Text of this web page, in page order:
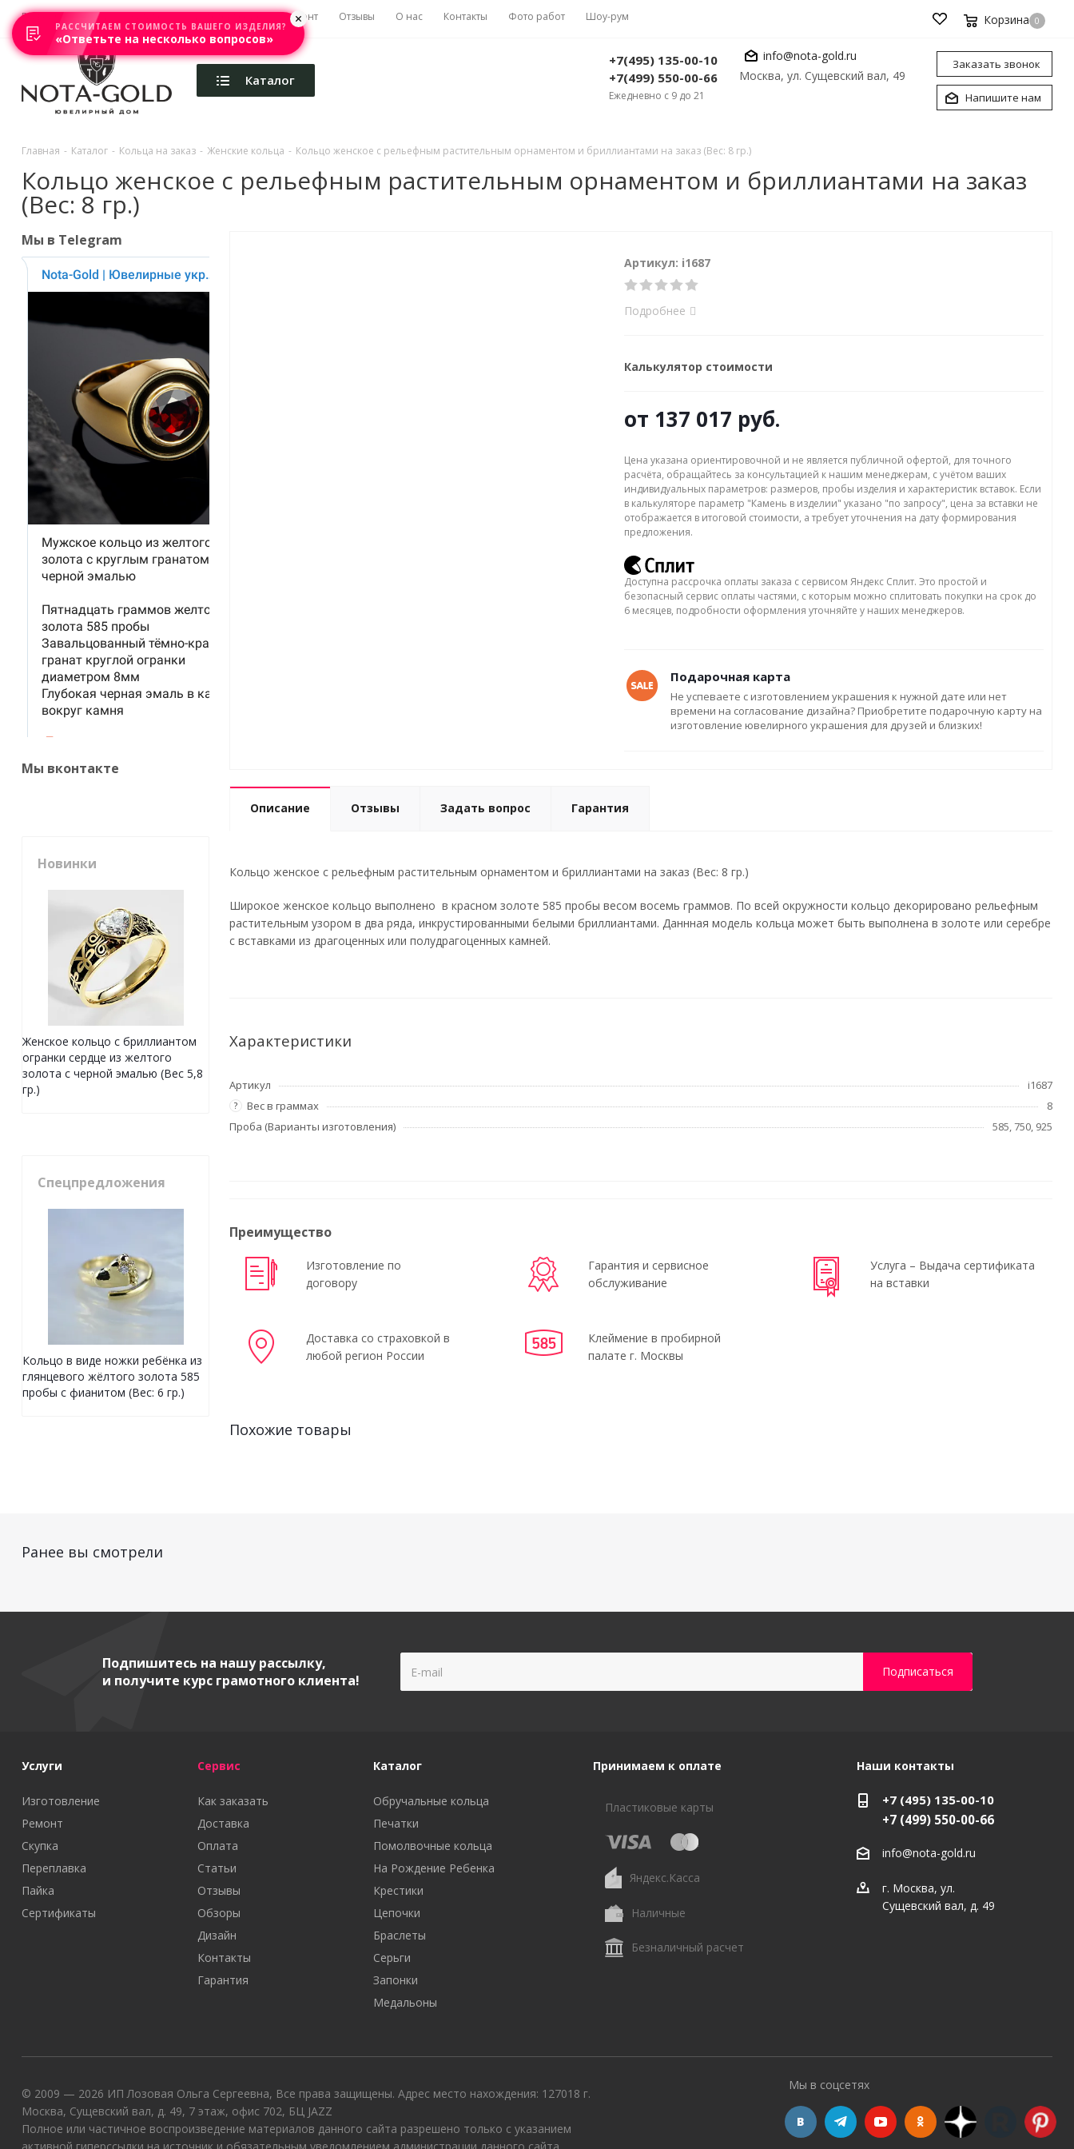
Главная Акции Каталоги Изготовление Ремонт Отзывы О нас Контакты Фото работ Шоу-рум Корзина 0
Каталог
+7(495) 135-00-10
+7(499) 550-00-66
Ежедневно с 9 до 21
info@nota-gold.ru
Москва, ул. Сущевский вал, 49
Заказать звонок
Напишите нам
Главная - Каталог - Кольца на заказ - Женские кольца - Кольцо женское с рельефным растительным орнаментом и бриллиантами на заказ (Вес: 8 гр.)
Кольцо женское с рельефным растительным орнаментом и бриллиантами на заказ
(Вес: 8 гр.)
Артикул: i1687
Подробнее
Калькулятор стоимости
от 137 017 руб.
Цена указана ориентировочной и не является публичной офертой, для точного
расчёта, обращайтесь за консультацией к нашим менеджерам, с учётом ваших
индивидуальных параметров: размеров, пробы изделия и характеристик вставок. Если
в калькуляторе параметр "Камень в изделии" указано "по запросу", цена за вставки не
отображается в итоговой стоимости, а требует уточнения на дату формирования
предложения.
Доступна рассрочка оплаты заказа с сервисом Яндекс Сплит. Это простой и
безопасный сервис оплаты частями, с которым можно сплитовать покупки на срок до
6 месяцев, подробности оформления уточняйте у наших менеджеров.
Подарочная карта
Не успеваете с изготовлением украшения к нужной дате или нет
времени на согласование дизайна? Приобретите подарочную карту на
изготовление ювелирного украшения для друзей и близких!
Описание Отзывы Задать вопрос Гарантия
Кольцо женское с рельефным растительным орнаментом и бриллиантами на заказ (Вес: 8 гр.)
Широкое женское кольцо выполнено в красном золоте 585 пробы весом восемь граммов. По всей окружности кольцо декорировано рельефным
растительным узором в два ряда, инкрустированными белыми бриллиантами. Даннная модель кольца может быть выполнена в золоте или серебре
с вставками из драгоценных или полудрагоценных камней.
Характеристики
Артикул i1687
? Вес в граммах
8
Проба (Варианты изготовления)
585, 750, 925
Преимущество
Изготовление по
договору
Гарантия и сервисное
обслуживание
Услуга – Выдача сертификата
на вставки
Доставка со страховкой в
любой регион России
Клеймение в пробирной
палате г. Москвы
Похожие товары
Мы в Telegram
Мы вконтакте
Новинки
Женское кольцо с бриллиантом
огранки сердце из желтого
золота с черной эмалью (Вес 5,8
гр.)
Спецпредложения
Кольцо в виде ножки ребёнка из
глянцевого жёлтого золота 585
пробы с фианитом (Вес: 6 гр.)
Ранее вы смотрели
Подпишитесь на нашу рассылку,
и получите курс грамотного клиента!
Услуги
Изготовление
Ремонт
Скупка
Переплавка
Пайка
Сертификаты
Сервис
Как заказать
Доставка
Оплата
Статьи
Отзывы
Обзоры
Дизайн
Контакты
Гарантия
Каталог
Обручальные кольца
Печатки
Помолвочные кольца
На Рождение Ребенка
Крестики
Цепочки
Браслеты
Серьги
Запонки
Медальоны
Принимаем к оплате
Пластиковые карты
Яндекс.Касса
Наличные
Безналичный расчет
Наши контакты
+7 (495) 135-00-10
+7 (499) 550-00-66
info@nota-gold.ru
г. Москва, ул.
Сущевский вал, д. 49
© 2009 — 2026 ИП Лозовая Ольга Сергеевна, Все права защищены. Адрес место нахождения: 127018 г.
Москва, Сущевский вал, д. 49, 7 этаж, офис 702, БЦ JAZZ
Полное или частичное воспроизведение материалов данного сайта разрешено только с указанием
Мы в соцсетях
РАССЧИТАЕМ СТОИМОСТЬ ВАШЕГО ИЗДЕЛИЯ?
«Ответьте на несколько вопросов»